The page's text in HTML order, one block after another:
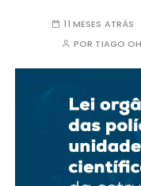
11 MESES ATRÁS
POR TIAGO